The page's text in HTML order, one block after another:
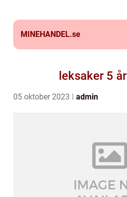
MINEHANDEL.se
leksaker 5
05 oktober 2023 admin